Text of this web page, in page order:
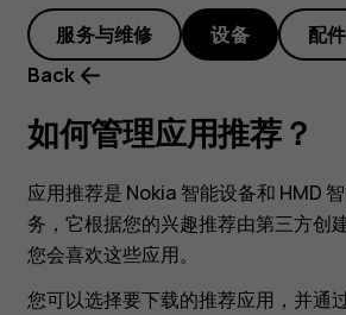
用
推
荐？
服务与维修 设备
配件
Back
如何管理应用推荐？
应用推荐是 Nokia 智能设备和 HMD
务，它根据您的兴趣推荐由第三方创
您会喜欢这些应用。
您可以选择要下载的推荐应用，并通